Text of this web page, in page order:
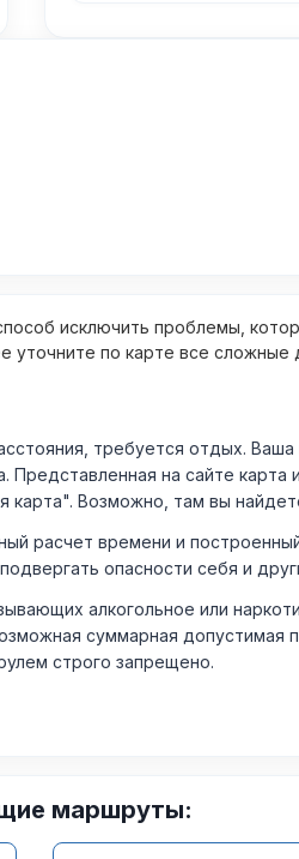
исключить проблемы,
уточните по карте все сложные
требуется отдых. Ваша
на сайте
карта". Возможно, там вы
расчет времени и
опасности себя и
алкогольное или
суммарная допустимая
строго запрещено.
маршруты: